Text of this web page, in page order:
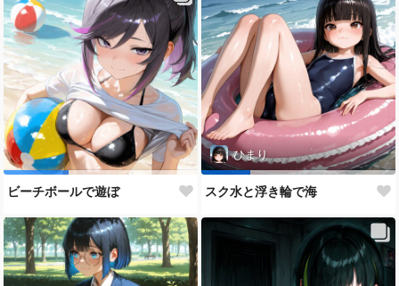
ビーチボールで遊ぼ
ひまり
スク水と浮き輪で海